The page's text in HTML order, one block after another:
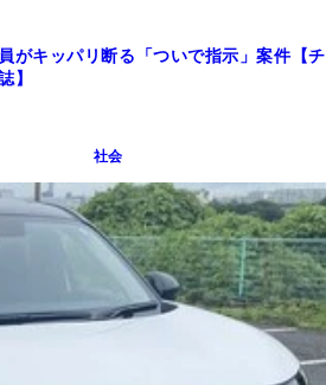
がキッパリ断る「ついで指示」案件【チ
】
社会